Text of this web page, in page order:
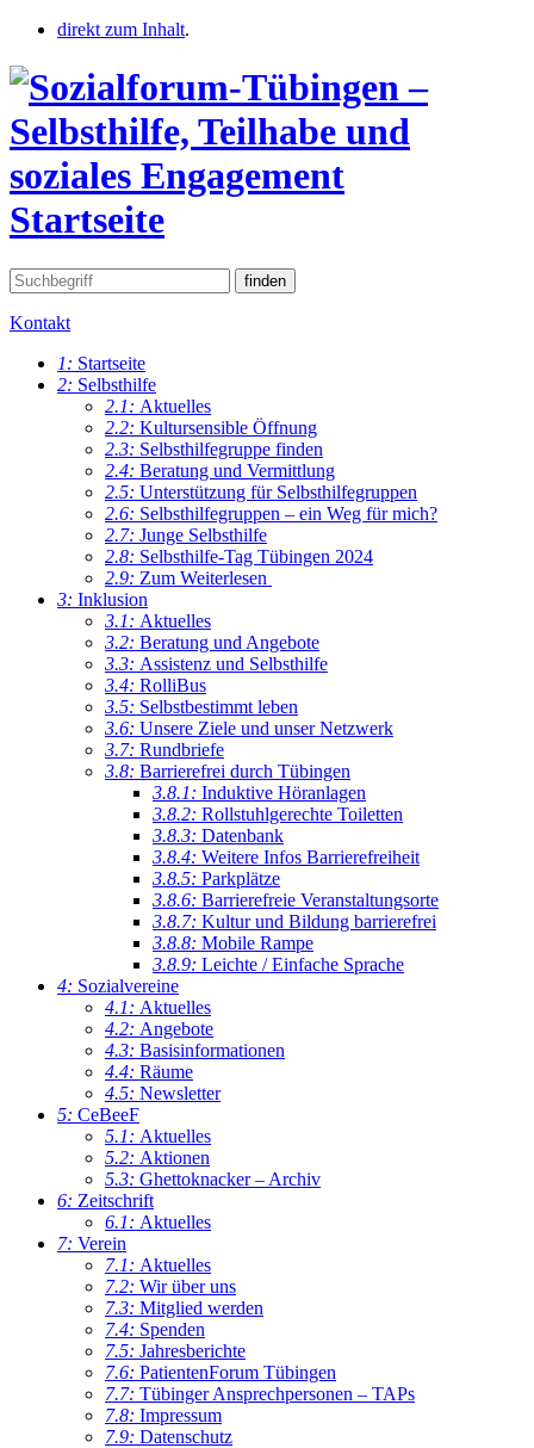
direkt zum Inhalt.
Startseite
Kontakt
1: Startseite
2: Selbsthilfe
2.1: Aktuelles
2.2: Kultursensible Öffnung
2.3: Selbsthilfegruppe finden
2.4: Beratung und Vermittlung
2.5: Unterstützung für Selbsthilfegruppen
2.6: Selbsthilfegruppen – ein Weg für mich?
2.7: Junge Selbsthilfe
2.8: Selbsthilfe-Tag Tübingen 2024
2.9: Zum Weiterlesen
3: Inklusion
3.1: Aktuelles
3.2: Beratung und Angebote
3.3: Assistenz und Selbsthilfe
3.4: RolliBus
3.5: Selbstbestimmt leben
3.6: Unsere Ziele und unser Netzwerk
3.7: Rundbriefe
3.8: Barrierefrei durch Tübingen
3.8.1: Induktive Höranlagen
3.8.2: Rollstuhlgerechte Toiletten
3.8.3: Datenbank
3.8.4: Weitere Infos Barrierefreiheit
3.8.5: Parkplätze
3.8.6: Barrierefreie Veranstaltungsorte
3.8.7: Kultur und Bildung barrierefrei
3.8.8: Mobile Rampe
3.8.9: Leichte / Einfache Sprache
4: Sozialvereine
4.1: Aktuelles
4.2: Angebote
4.3: Basisinformationen
4.4: Räume
4.5: Newsletter
5: CeBeeF
5.1: Aktuelles
5.2: Aktionen
5.3: Ghettoknacker – Archiv
6: Zeitschrift
6.1: Aktuelles
7: Verein
7.1: Aktuelles
7.2: Wir über uns
7.3: Mitglied werden
7.4: Spenden
7.5: Jahresberichte
7.6: PatientenForum Tübingen
7.7: Tübinger Ansprechpersonen – TAPs
7.8: Impressum
7.9: Datenschutz